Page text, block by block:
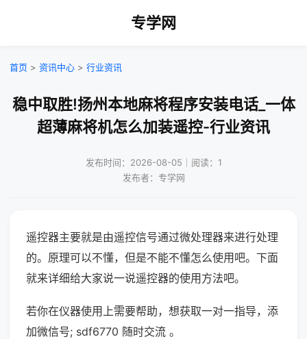
专学网
首页 > 资讯中心 > 行业资讯
稳中取胜!扬州本地麻将程序安装电话_一体
超薄麻将机怎么加装遥控-行业资讯
发布时间：2026-08-05｜阅读：1
发布者：专学网
遥控器主要就是由遥控信号通过微处理器来进行处理
的。原理可以不懂，但是不能不懂怎么使用吧。下面
就来详细给大家说一说遥控器的使用方法吧。
若你在仪器使用上需要帮助，想获取一对一指导，添
加微信号; sdf6770 随时交流 。